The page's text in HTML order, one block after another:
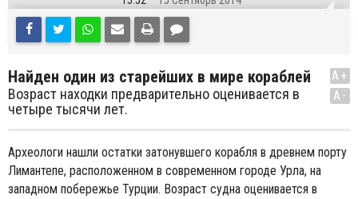
Найден один из старейших в мире кораблей
Возраст находки предварительно оценивается в
четыре тысячи лет.
A+
A-
Археологи нашли остатки затонувшего корабля в древнем порту
Лимантепе, расположенном в современном городе Урла, на
западном побережье Турции. Возраст судна оценивается в